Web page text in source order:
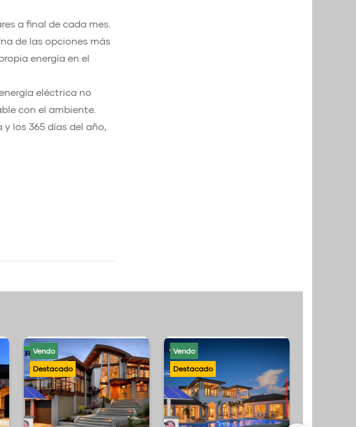
a final de cada mes.
de las opciones más
energía en el
eléctrica no
con el ambiente.
los 365 días del año,
Vendo Vendo